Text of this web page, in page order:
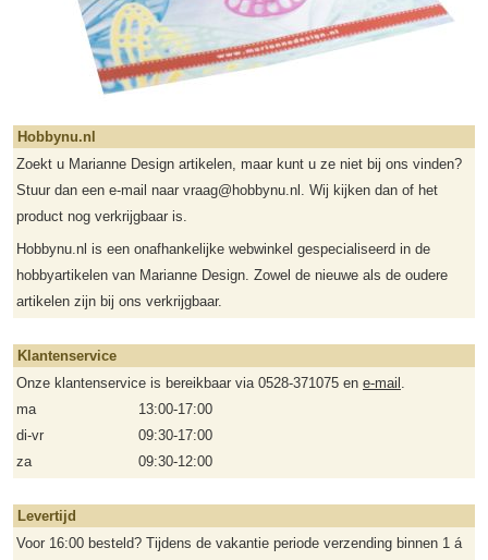
Hobbynu.nl
Zoekt u Marianne Design artikelen, maar kunt u ze niet bij ons vinden?
Stuur dan een e-mail naar vraag@hobbynu.nl. Wij kijken dan of het
product nog verkrijgbaar is.
Hobbynu.nl is een onafhankelijke webwinkel gespecialiseerd in de
hobbyartikelen van Marianne Design. Zowel de nieuwe als de oudere
artikelen zijn bij ons verkrijgbaar.
Klantenservice
Onze klantenservice is bereikbaar via 0528-371075 en e-mail .
ma
13:00-17:00
di-vr
09:30-17:00
za
09:30-12:00
Levertijd
Voor 16:00 besteld? Tijdens de vakantie periode verzending binnen 1 á